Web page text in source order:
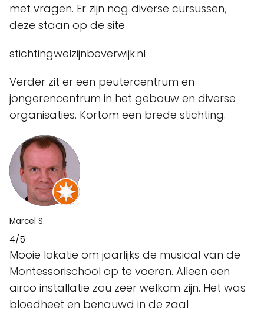
met vragen. Er zijn nog diverse cursussen,
deze staan op de site
stichtingwelzijnbeverwijk.nl
Verder zit er een peutercentrum en
jongerencentrum in het gebouw en diverse
organisaties. Kortom een brede stichting.
Marcel S.
4/5
Mooie lokatie om jaarlijks de musical van de
Montessorischool op te voeren. Alleen een
airco installatie zou zeer welkom zijn. Het was
bloedheet en benauwd in de zaal